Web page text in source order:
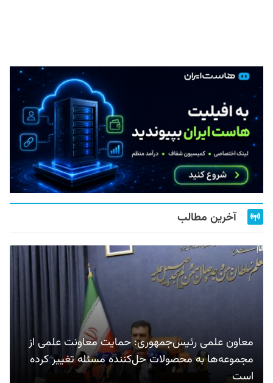
آخرین مطالب
معاون علمی رئیس‌جمهوری: حمایت معاونت علمی از
مجموعه‌ها به محصولات حل‌کننده مسئله تغییر کرده
است